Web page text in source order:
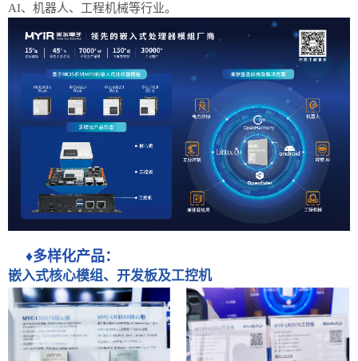
AI、机器人、工程机械等行业。
♦多样化产品：
嵌入式核心模组、开发板及工控机